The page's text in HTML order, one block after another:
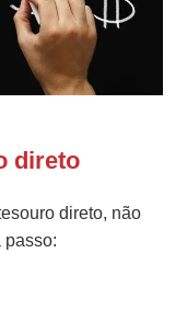
direto
direto, não